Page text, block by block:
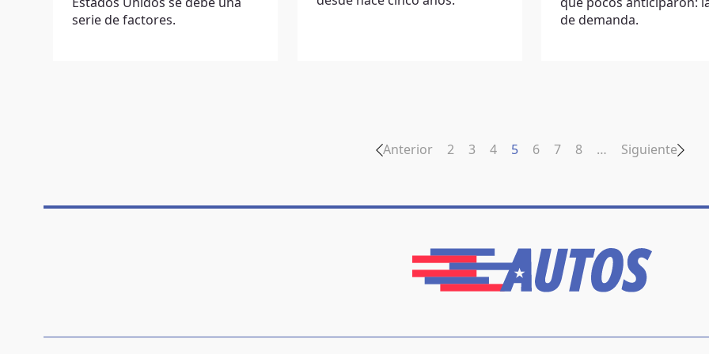
Estados Unidos se debe una
serie de factores.
que pocos anticiparon:
de demanda.
Anterior 2 3 4 5 6 7 8 … Siguiente